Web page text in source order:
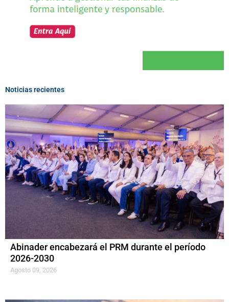
Noticias recientes
Abinader encabezará el PRM durante el período
2026-2030
Agosto 09, 2026